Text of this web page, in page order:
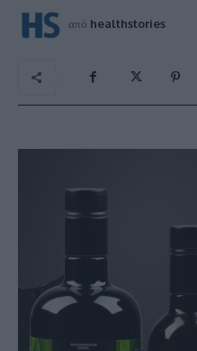
από healthstories